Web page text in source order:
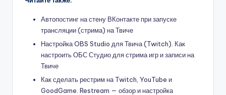
Автопостинг на стену ВКонтакте при запуске
трансляции (стрима) на Твиче
Настройка OBS Studio для Твича (Twitch). Как
настроить ОБС Студио для стрима игр и записи на
Твиче
Как сделать рестрим на Twitch, YouTube и
GoodGame. Restream — обзор и настройка